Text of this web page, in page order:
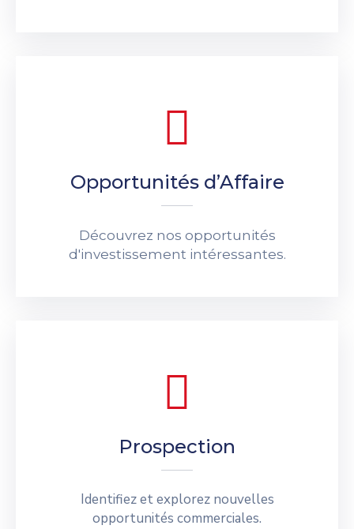
Opportunités d’Affaire
Découvrez nos opportunités
d'investissement intéressantes.
Prospection
Identifiez et explorez nouvelles
opportunités commerciales.